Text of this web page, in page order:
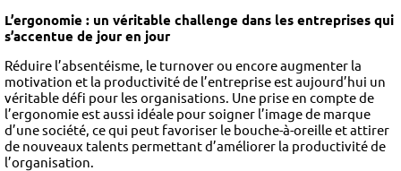
L’ergonomie : un véritable challenge dans les entreprises qui
s’accentue de jour en jour
Réduire l’absentéisme, le turnover ou encore augmenter la
motivation et la productivité de l’entreprise est aujourd’hui un
véritable défi pour les organisations. Une prise en compte de
l’ergonomie est aussi idéale pour soigner l’image de marque
d’une société, ce qui peut favoriser le bouche-à-oreille et attirer
de nouveaux talents permettant d’améliorer la productivité de
l’organisation.